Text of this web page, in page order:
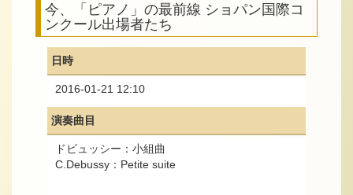
今、「ピアノ」の最前線 ショパン国際コ
ンクール出場者たち
日時
2016-01-21 12:10
演奏曲目
ドビュッシー：小組曲
C.Debussy：Petite suite